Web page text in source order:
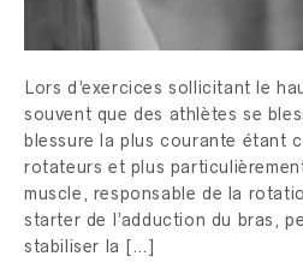
Lors d’exercices sollicitant le
souvent que des athlètes se
blessure la plus courante étant
rotateurs et plus
muscle, responsable de la
starter de l’adduction du bras,
stabiliser la […]